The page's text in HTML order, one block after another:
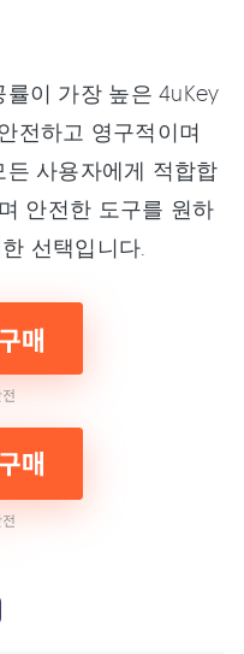
이 가장 높은 4uKey
전하고 영구적이며
사용자에게 적합합
안전한 도구를 원하
선택입니다.